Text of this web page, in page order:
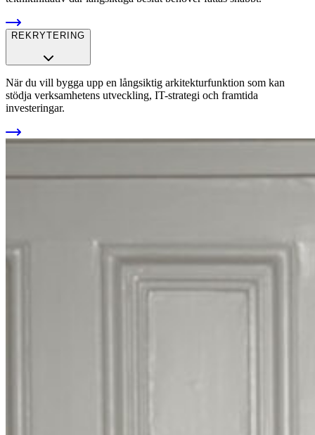
REKRYTERING
När du vill bygga upp en långsiktig arkitekturfunktion som kan
stödja verksamhetens utveckling, IT-strategi och framtida
investeringar.